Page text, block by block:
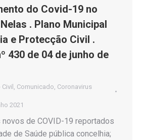
do Covid-19 no
. Plano Municipal
e Protecção Civil .
430 de 04 de junho de
Comunicado Coronavirus
2021
de COVID-19 reportados
de Saúde pública concelhia;